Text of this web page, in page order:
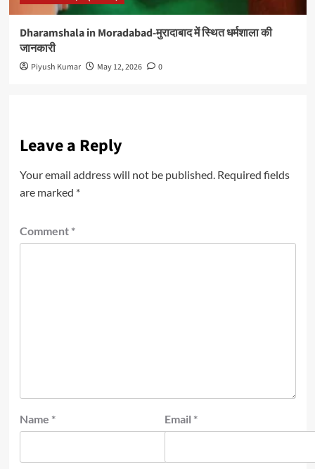
Dharamshala in Moradabad-मुरादाबाद में स्थित धर्मशाला की
जानकारी
Piyush Kumar May 12, 2026 0
Leave a Reply
Your email address will not be published. Required fields
are marked *
Comment *
Name * Email *